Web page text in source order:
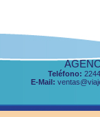
Teléfono:
E-Mail: